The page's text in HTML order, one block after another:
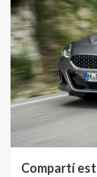
Compartí